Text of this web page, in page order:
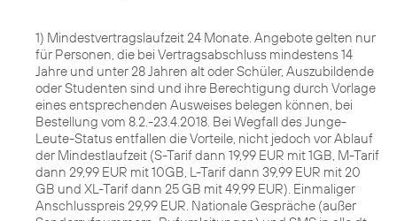
1) Mindestvertragslaufzeit 24 Monate. Angebote gelten nur
für Personen, die bei Vertragsabschluss mindestens 14
Jahre und unter 28 Jahren alt oder Schüler, Auszubildende
oder Studenten sind und ihre Berechtigung durch Vorlage
eines entsprechenden Ausweises belegen können, bei
Bestellung vom 8.2.-23.4.2018. Bei Wegfall des Junge-
Leute-Status entfallen die Vorteile, nicht jedoch vor Ablauf
der Mindestlaufzeit (S-Tarif dann 19,99 EUR mit 1GB, M-Tarif
dann 29,99 EUR mit 10GB, L-Tarif dann 39,99 EUR mit 20
GB und XL-Tarif dann 25 GB mit 49,99 EUR). Einmaliger
Anschlusspreis 29,99 EUR. Nationale Gespräche (außer